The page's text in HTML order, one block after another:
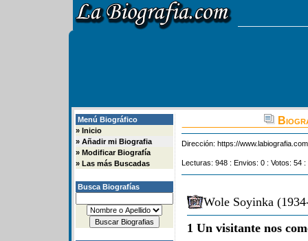
Menú Biográfico
» Inicio
» Añadir mi Biografia
» Modificar Biografía
» Las más Buscadas
Busca Biografías
Dirección: https://
Lecturas: 948 : Envios: 0 : Votos: 54
Wole Soyinka
1 Un visitante nos